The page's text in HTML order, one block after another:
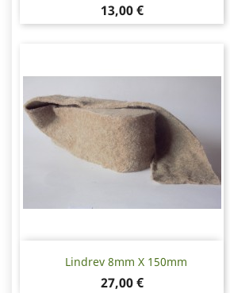
Pris
13,00 €
Lindrev 8mm X 150mm
Pris
27,00 €